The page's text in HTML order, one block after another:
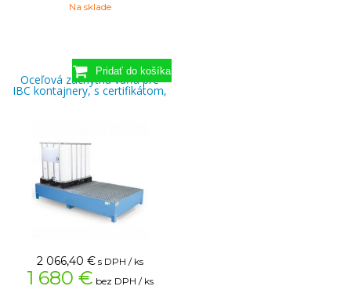
Na sklade
Oceľová záchytná vaňa pre
IBC kontajnery, s certifikátom,
2 066,40 € s DPH / ks
1 680 € bez DPH / ks